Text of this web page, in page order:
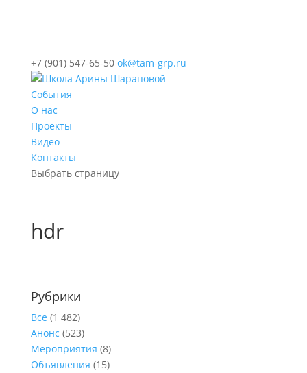
+7 (901) 547-65-50 ok@tam-grp.ru
События
О нас
Проекты
Видео
Контакты
Выбрать страницу
hdr
Рубрики
Все (1 482)
Анонс (523)
Мероприятия (8)
Объявления (15)